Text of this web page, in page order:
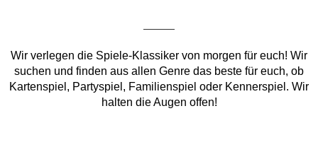
Wir verlegen die Spiele-Klassiker von morgen für euch! Wir
suchen und finden aus allen Genre das beste für euch, ob
Kartenspiel, Partyspiel, Familienspiel oder Kennerspiel. Wir
halten die Augen offen!